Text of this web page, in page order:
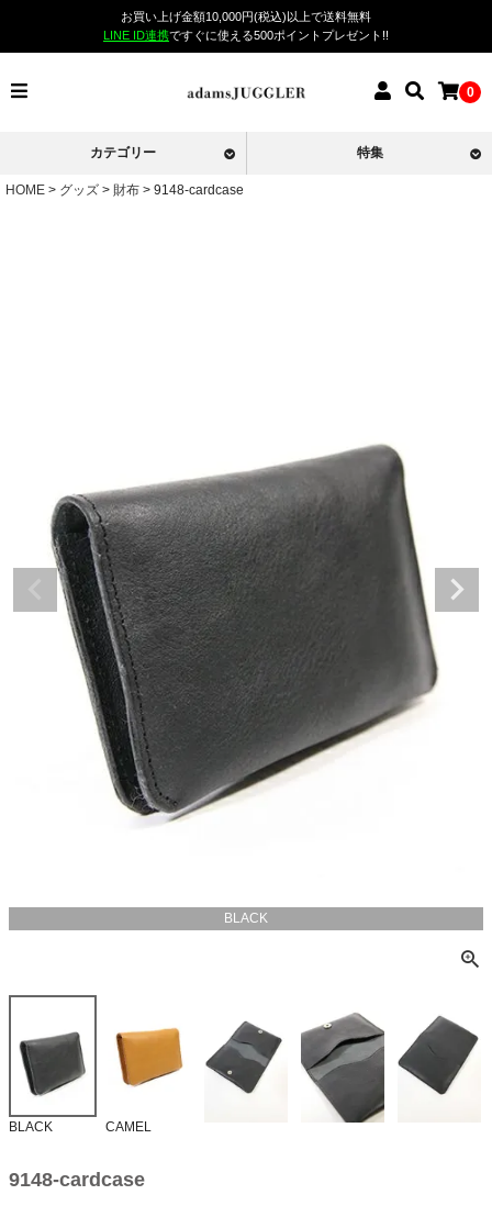
お買い上げ金額10,000円(税込)以上で送料無料
LINE ID連携ですぐに使える500ポイントプレゼント!!
0
カテゴリー 特集
HOME グッズ 財布 9148-cardcase
BLACK
BLACK CAMEL
9148-cardcase